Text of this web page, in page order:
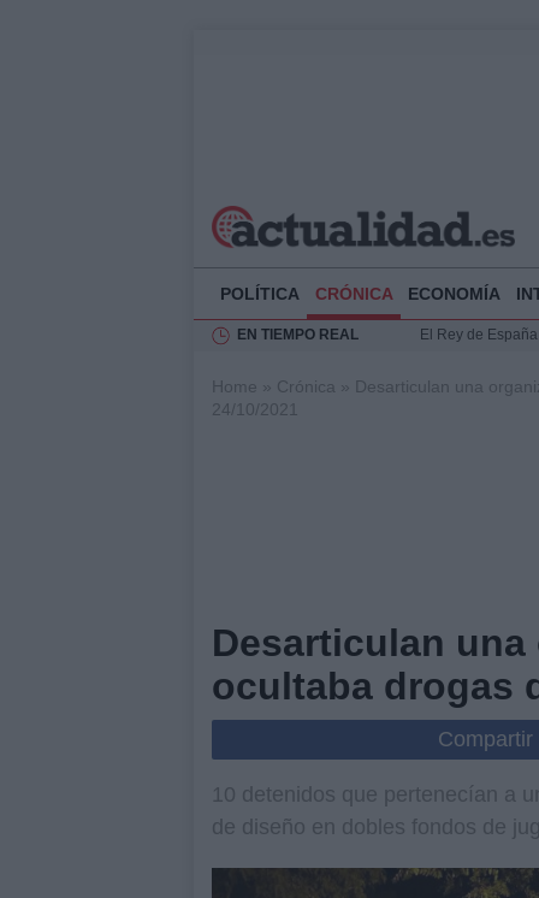
POLÍTICA CRÓNICA ECONOMÍA
EN TIEMPO REAL
El Rey de
Análisis de la
Home » Crónica » Desarticulan una
24/10/2021
Desarticulan
ocultaba drogas
10 detenidos que pertenecían a
de diseño en dobles fondos de